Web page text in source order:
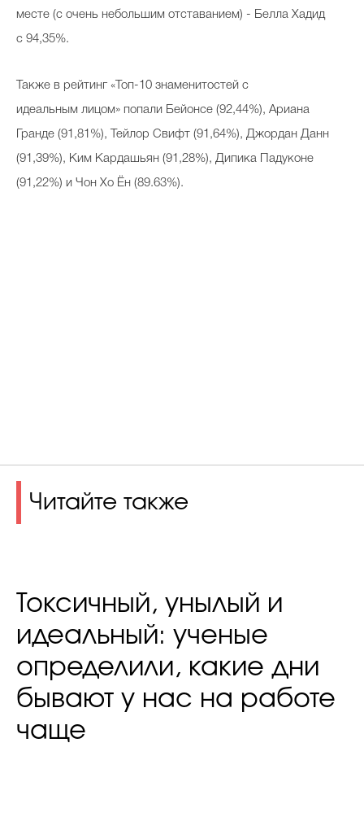
месте (с очень небольшим отставанием) - Белла Хадид
с 94,35%.
Также в рейтинг «Топ-10 знаменитостей с
идеальным лицом» попали Бейонсе (92,44%), Ариана
Гранде (91,81%), Тейлор Свифт (91,64%), Джордан Данн
(91,39%), Ким Кардашьян (91,28%), Дипика Падуконе
(91,22%) и Чон Хо Ён (89.63%).
Читайте также
Токсичный, унылый и
идеальный: ученые
определили, какие дни
бывают у нас на работе
чаще